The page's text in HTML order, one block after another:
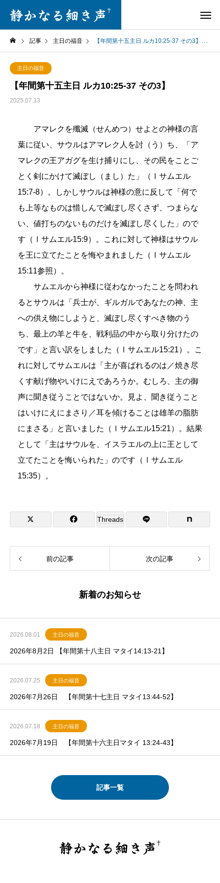
記事 主日の福音 【年間第十五主日 ルカ10:25-37 その3】
主日の福音
【年間第十五主日 ルカ10:25-37 その3】
2025.07.13
アマレクを殲滅（せんめつ）せよとの神様の言
葉に従い、サウルはアマレク人を討（う）ち、「ア
マレクの王アガグを生け捕りにし、その民をことご
とく剣にかけて滅ぼし（まし）た」（Ⅰサムエル
15:7-8）。しかしサウルは神様の意に反して「何で
も上等なものは惜しんで滅ぼし尽くさず、つまらな
い、値打ちのないものだけを滅ぼし尽くした」ので
す（Ⅰサムエル15:9）。これに対して神様はサウル
を王に立てたことを悔やまれました（Ⅰサムエル
15:11参照）。
サムエルから神様に従わなかったことを問われ
るとサウルは「兵士が、ギルガルであなたの神、主
への供え物にしようと、滅ぼし尽くすべき物のう
ち、最上の羊と牛を、戦利品の中から取り分けたの
です」と言い訳をしました（Ⅰサムエル15:21）。こ
れに対してサムエルは「主が喜ばれるのは／焼き尽
くす献げ物やいけにえであろうか。むしろ、主の御
声に聞き従うことではないか。見よ、聞き従うこと
はいけにえにまさり／耳を傾けることは雄羊の脂肪
にまさる」と言いました（Ⅰサムエル15:21）。結果
として「主はサウルを、イスラエルの上に王として
立てたことを悔いられた」のです（Ⅰサムエル
15:35）。
Threads
前の記事 次の記事
新着のお知らせ
2026.08.01 主日の福音
2026年8月2日 【年間第十八主日 マタイ14:13-21】
2026.07.25 主日の福音
2026年7月26日 【年間第十七主日 マタイ13:44-52】
2026.07.18 主日の福音
2026年7月19日 【年間第十六主日マタイ 13:24-43】
記事一覧